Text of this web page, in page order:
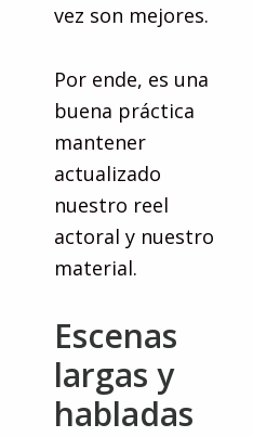
vez son mejores.
Por ende, es una
buena práctica
mantener
actualizado
nuestro reel
actoral y nuestro
material.
Escenas
largas y
habladas